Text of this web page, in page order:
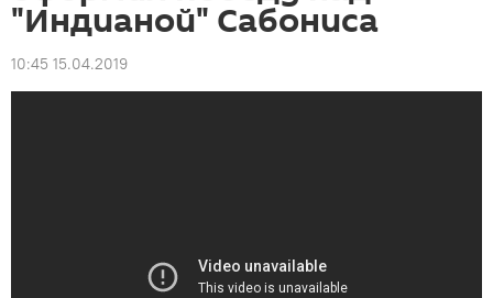
"Индианой" Сабониса
10:45 15.04.2019